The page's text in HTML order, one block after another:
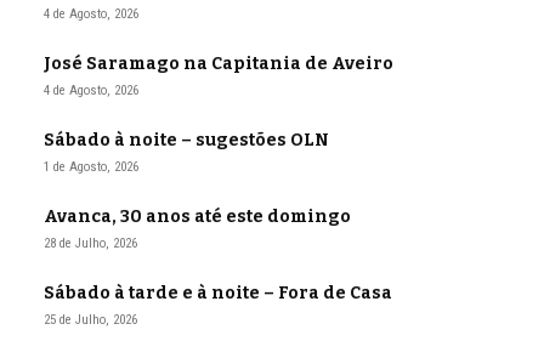
4 de Agosto, 2026
José Saramago na Capitania de Aveiro
4 de Agosto, 2026
Sábado à noite – sugestões OLN
1 de Agosto, 2026
Avanca, 30 anos até este domingo
28 de Julho, 2026
Sábado à tarde e à noite – Fora de Casa
25 de Julho, 2026